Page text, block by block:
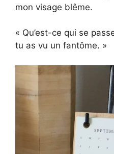
mon visage blême.
« Qu’est-ce qui se
tu as vu un fantôme. »